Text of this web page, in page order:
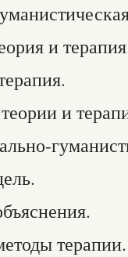
и
и
терапии.